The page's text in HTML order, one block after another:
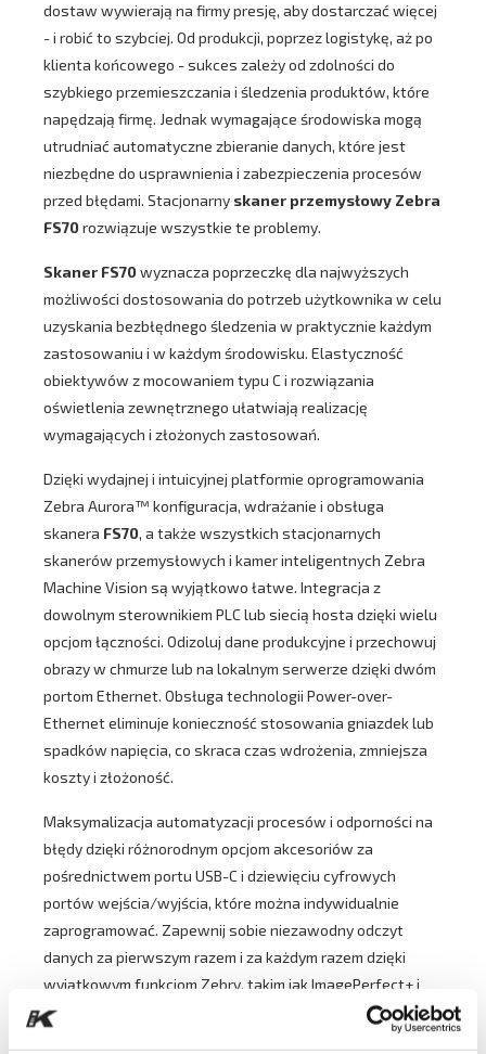
dostaw wywierają na firmy presję, aby dostarczać więcej
- i robić to szybciej. Od produkcji, poprzez logistykę, aż po
klienta końcowego - sukces zależy od zdolności do
szybkiego przemieszczania i śledzenia produktów, które
napędzają firmę. Jednak wymagające środowiska mogą
utrudniać automatyczne zbieranie danych, które jest
niezbędne do usprawnienia i zabezpieczenia procesów
przed błędami. Stacjonarny skaner przemysłowy Zebra
FS70rozwiązuje wszystkie te problemy.
Skaner FS70wyznacza poprzeczkę dla najwyższych
możliwości dostosowania do potrzeb użytkownika w celu
uzyskania bezbłędnego śledzenia w praktycznie każdym
zastosowaniu i w każdym środowisku. Elastyczność
obiektywów z mocowaniem typu C i rozwiązania
oświetlenia zewnętrznego ułatwiają realizację
wymagających i złożonych zastosowań.
Dzięki wydajnej i intuicyjnej platformie oprogramowania
Zebra Aurora™ konfiguracja, wdrażanie i obsługa
skanera FS70, a także wszystkich stacjonarnych
skanerów przemysłowych i kamer inteligentnych Zebra
Machine Vision są wyjątkowo łatwe. Integracja z
dowolnym sterownikiem PLC lub siecią hosta dzięki wielu
opcjom łączności. Odizoluj dane produkcyjne i przechowuj
obrazy w chmurze lub na lokalnym serwerze dzięki dwóm
portom Ethernet. Obsługa technologii Power-over-
Ethernet eliminuje konieczność stosowania gniazdek lub
spadków napięcia, co skraca czas wdrożenia, zmniejsza
koszty i złożoność.
Maksymalizacja automatyzacji procesów i odporności na
błędy dzięki różnorodnym opcjom akcesoriów za
pośrednictwem portu USB-C i dziewięciu cyfrowych
portów wejścia/wyjścia, które można indywidualnie
zaprogramować. Zapewnij sobie niezawodny odczyt
danych za pierwszym razem i za każdym razem dzięki
wyjątkowym funkcjom Zebry, takim jak ImagePerfect+ i
PRZM Intelligent Imaging. A gdy potrzeby będą się
zmieniać, można łatwo dodać obsługę nowych kodów,